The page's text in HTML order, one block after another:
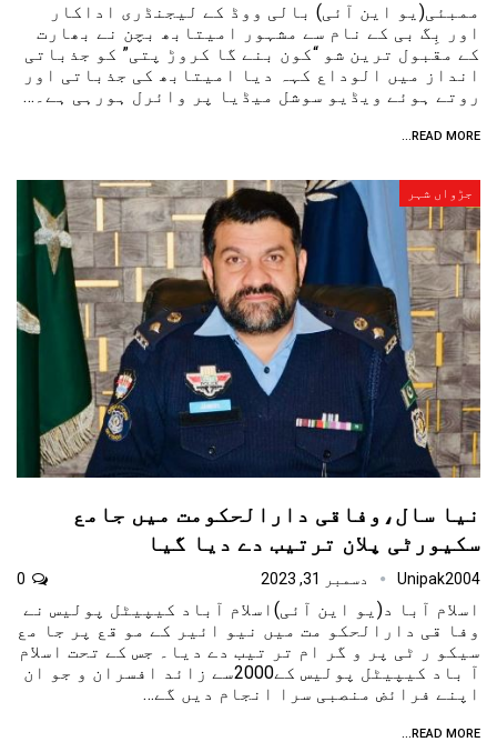
ممبئی(یو این آئی) بالی ووڈ کے لیجنڈری اداکار
اور بِگ بی کے نام سے مشہور امیتابھ بچن نے بھارت
کے مقبول ترین شو “کون بنے گا کروڑ پتی” کو جذباتی
انداز میں الوداع کہہ دیا امیتابھ کی جذباتی اور
روتے ہوئے ویڈیو سوشل میڈیا پر وائرل ہورہی ہے۔…
READ MORE...
جڑواں شہر
نیا سال،وفاقی دارالحکومت میں جامع
سکیورٹی پلان ترتیب دے دیا گیا
Unipak2004 دسمبر 31, 2023
اسلام آبا د(یو این آئی)اسلام آباد کیپیٹل پولیس نے
وفا قی دارالحکو مت میں نیو ائیر کے مو قع پر جا مع
سیکو ر ٹی پر و گر ام تر تیب دے دیا۔ جس کے تحت اسلام
آ باد کیپیٹل پولیس کے2000سے زائد افسران و جو ان
اپنے فرائض منصبی سرا انجام دیں گے…
READ MORE...